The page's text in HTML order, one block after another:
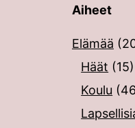
enterinAiheet
Elämää
Häät (15)
Koulu